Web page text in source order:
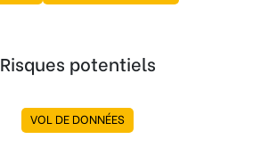
Risques potentiels
VOL DE DONNÉES